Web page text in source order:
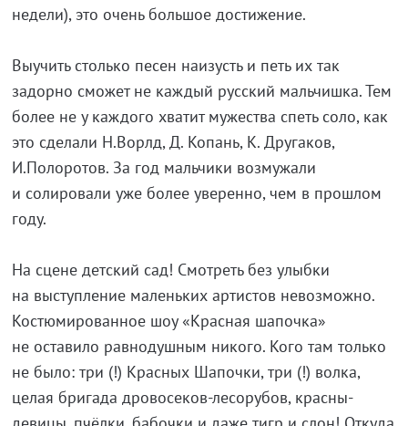
недели), это очень большое достижение.
Выучить столько песен наизусть и петь их так
задорно сможет не каждый русский мальчишка. Тем
более не у каждого хватит мужества спеть соло, как
это сделали Н.Ворлд, Д. Копань, К. Другаков,
И.Полоротов. За год мальчики возмужали
и солировали уже более уверенно, чем в прошлом
году.
На сцене детский сад! Смотреть без улыбки
на выступление маленьких артистов невозможно.
Костюмированное шоу «Красная шапочка»
не оставило равнодушным никого. Кого там только
не было: три (!) Красных Шапочки, три (!) волка,
целая бригада дровосеков-лесорубов, красны-